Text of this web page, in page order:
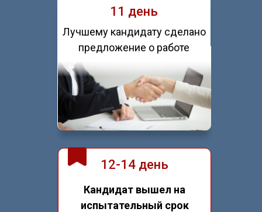
11 день
Лучшему кандидату сделано
предложение о работе
12-14 день
Кандидат вышел на
испытательный срок